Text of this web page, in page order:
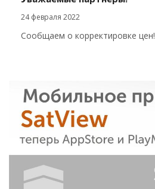
24 февраля 2022
Сообщаем о корректировке цен!